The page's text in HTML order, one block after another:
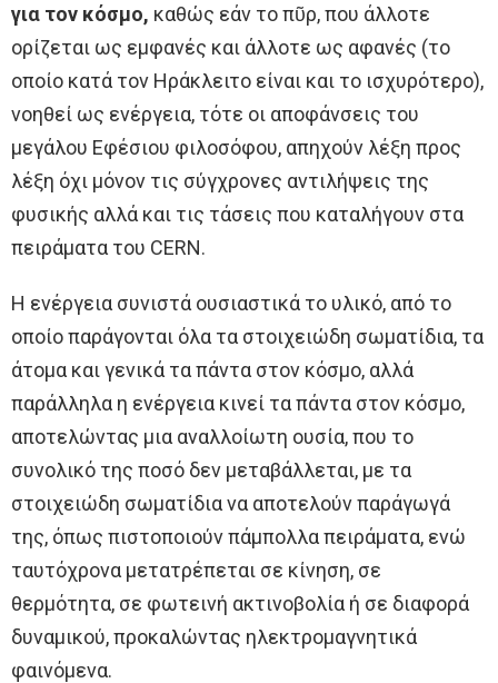
για τον κόσμο, καθώς εάν το πῦρ, που άλλοτε
ορίζεται ως εμφανές και άλλοτε ως αφανές (το
οποίο κατά τον Ηράκλειτο είναι και το ισχυρότερο),
νοηθεί ως ενέργεια, τότε οι αποφάνσεις του
μεγάλου Εφέσιου φιλοσόφου, απηχούν λέξη προς
λέξη όχι μόνον τις σύγχρονες αντιλήψεις της
φυσικής αλλά και τις τάσεις που καταλήγουν στα
πειράματα του CERN.
Η ενέργεια συνιστά ουσιαστικά το υλικό, από το
οποίο παράγονται όλα τα στοιχειώδη σωματίδια, τα
άτομα και γενικά τα πάντα στον κόσμο, αλλά
παράλληλα η ενέργεια κινεί τα πάντα στον κόσμο,
αποτελώντας μια αναλλοίωτη ουσία, που το
συνολικό της ποσό δεν μεταβάλλεται, με τα
στοιχειώδη σωματίδια να αποτελούν παράγωγά
της, όπως πιστοποιούν πάμπολλα πειράματα, ενώ
ταυτόχρονα μετατρέπεται σε κίνηση, σε
θερμότητα, σε φωτεινή ακτινοβολία ή σε διαφορά
δυναμικού, προκαλώντας ηλεκτρομαγνητικά
φαινόμενα.